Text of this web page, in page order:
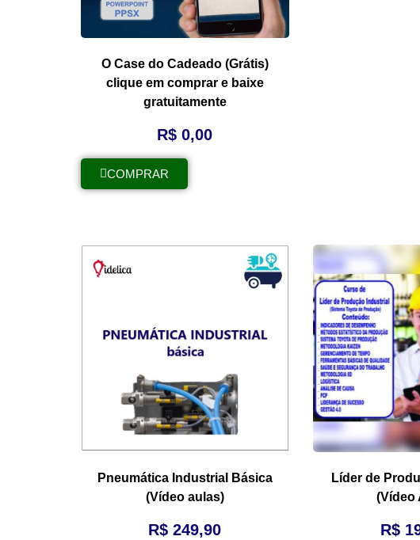
O Case do Cadeado (Grátis)
clique em comprar e baixe
gratuitamente
R$ 0,00
COMPRAR
Pneumática Industrial Básica
(Vídeo aulas)
R$ 249,90
Líder de
(Vídeo
R$